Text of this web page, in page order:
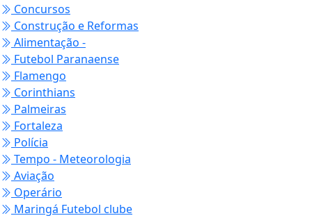
Concursos
Construção e Reformas
Alimentação -
Futebol Paranaense
Flamengo
Corinthians
Palmeiras
Fortaleza
Polícia
Tempo - Meteorologia
Aviação
Operário
Maringá Futebol clube